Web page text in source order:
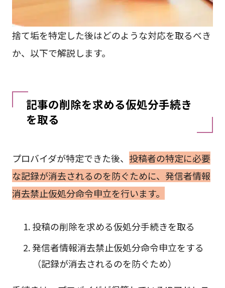
捨て垢を特定した後はどのような対応を取るべき
か、以下で解説します。
記事の削除を求める仮処分手続き
を取る
プロバイダが特定できた後、 投稿者の特定に必要
な記録が消去されるのを防ぐために、発信者情報
消去禁止仮処分命令申立を行います。
投稿の削除を求める仮処分手続きを取る
発信者情報消去禁止仮処分命令申立をする
（記録が消去されるのを防ぐため）